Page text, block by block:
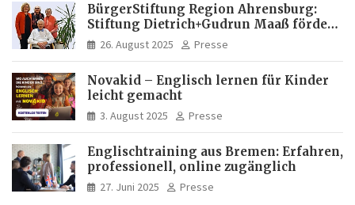
BürgerStiftung Region Ahrensburg:
Stiftung Dietrich+Gudrun Maaß fördert
Deutschkenntnisse von Frauen
26. August 2025 Presse
Novakid – Englisch lernen für Kinder
leicht gemacht
3. August 2025 Presse
Englischtraining aus Bremen: Erfahren,
professionell, online zugänglich
27. Juni 2025 Presse